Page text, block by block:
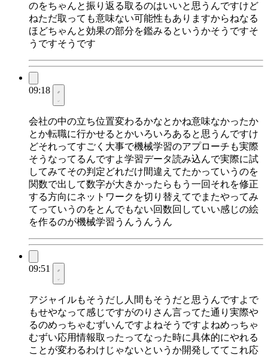
のをちゃんと振り返る取るのはいいと思うんですけど
ねただ取っても意味ない可能性もありますからねなる
ほどちゃんと効果の部分を鑑みるというかそうですそ
うですそうです
09:18
会社の中の立ち位置変わるかなとかね意味なかったか
とか転職に行かせるとかいろいろあると思うんですけ
どそれってすごく大事で機械学習のアプローチも実際
そうなってるんですよ学習データ読み込んで実際に試
してみてその判定どれだけ間違えてたかっていうのを
関数で出して数字が大きかったらもう一回それを修正
する方向にネットワークを切り替えてでまたやってみ
てっていうのをとんでもない回数回していい感じの絵
を作るのが機械学習うんうんうん
09:51
アジャイルもそうだし人間もそうだと思うんですよで
もせやなって感じですがのりさん言ってた通り実際や
るのめっちゃむずいんですよねそうですよねめっちゃ
むずい応用情報取ったってなった時に具体的にやれる
ことが変わるわけじゃないというか開発しててこれ応